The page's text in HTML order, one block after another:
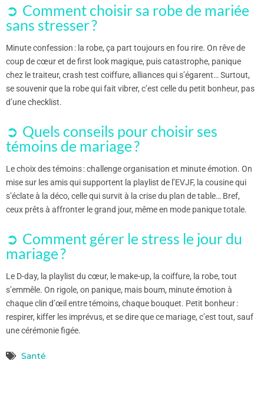
Comment choisir sa robe de mariée
sans stresser ?
Minute confession : la robe, ça part toujours en fou rire. On rêve de
coup de cœur et de first look magique, puis catastrophe, panique
chez le traiteur, crash test coiffure, alliances qui s’égarent… Surtout,
se souvenir que la robe qui fait vibrer, c’est celle du petit bonheur, pas
d’une checklist.
Quels conseils pour choisir ses
témoins de mariage ?
Le choix des témoins : challenge organisation et minute émotion. On
mise sur les amis qui supportent la playlist de l’EVJF, la cousine qui
s’éclate à la déco, celle qui survit à la crise du plan de table… Bref,
ceux prêts à affronter le grand jour, même en mode panique totale.
Comment gérer le stress le jour du
mariage ?
Le D-day, la playlist du cœur, le make-up, la coiffure, la robe, tout
s’emmêle. On rigole, on panique, mais boum, minute émotion à
chaque clin d’œil entre témoins, chaque bouquet. Petit bonheur :
respirer, kiffer les imprévus, et se dire que ce mariage, c’est tout, sauf
une cérémonie figée.
Santé